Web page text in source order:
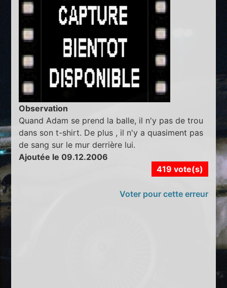
Observation
Quand Adam se prend la balle, il n'y pas de trou
dans son t-shirt. De plus , il n'y a quasiment pas
de sang sur le mur derrière lui.
Ajoutée le 09.12.2006
419 vote(s)
Voter pour cette erreur